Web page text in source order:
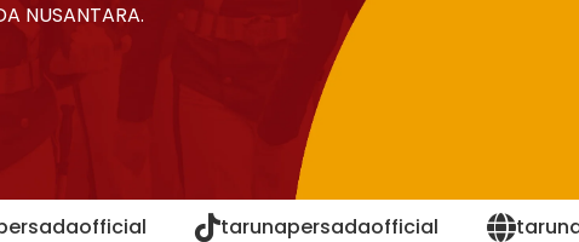
NUSANTARA.
tarunapersadaofficial